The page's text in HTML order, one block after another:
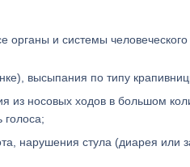
органы и системы
высыпания по типу
носовых ходов в большом
голоса;
нарушения стула (диарея или